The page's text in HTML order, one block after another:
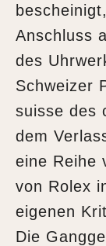
Anschluss
des
Schweizer
suisse des
dem
eine Reihe
von Rolex
eigenen
Die